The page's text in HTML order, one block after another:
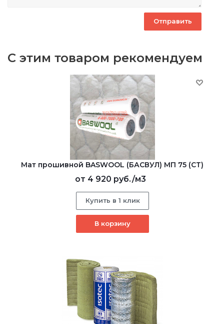
С этим товаром рекомендуем
Мат прошивной BASWOOL (БАСВУЛ) МП 75 (СТ)
от 4 920 руб./м3
Купить в 1 клик
В корзину